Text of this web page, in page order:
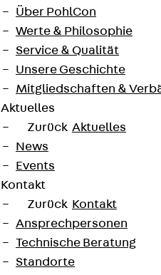
Über PohlCon
Werte & Philosophie
Service & Qualität
Unsere Geschichte
Mitgliedschaften &
Aktuelles
Zurück Aktuelles
News
Events
Kontakt
Zurück Kontakt
Ansprechpersonen
Technische Beratung
Standorte